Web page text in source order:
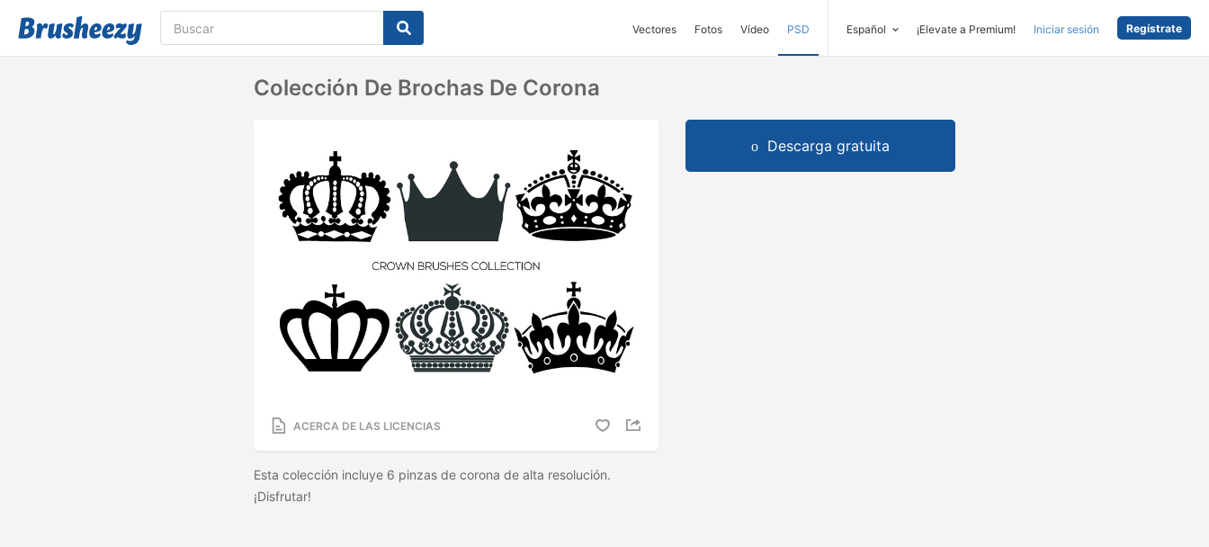
Vectores Fotos Vídeo PSD Español ¡Elevate a Premium! Iniciar sesión Regístrate
Colección De Brochas De Corona
ACERCA DE LAS LICENCIAS
Esta colección incluye 6 pinzas de corona de alta resolución.
¡Disfrutar!
Descarga gratuita